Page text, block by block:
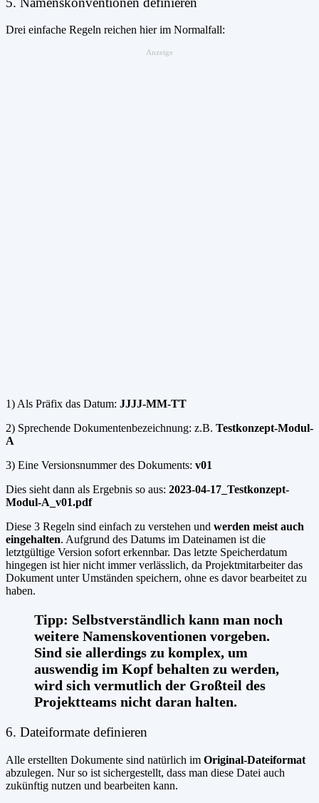
Drei einfache Regeln reichen hier im Normalfall:
Anzeige
1) Als Präfix das Datum: JJJJ-MM-TT
2) Sprechende Dokumentenbezeichnung: z.B. Testkonzept-Modul-
A
3) Eine Versionsnummer des Dokuments: v01
Dies sieht dann als Ergebnis so aus: 2023-04-17_Testkonzept-
Modul-A_v01.pdf
Diese 3 Regeln sind einfach zu verstehen und werden meist auch
eingehalten. Aufgrund des Datums im Dateinamen ist die
letztgültige Version sofort erkennbar. Das letzte Speicherdatum
hingegen ist hier nicht immer verlässlich, da Projektmitarbeiter das
Dokument unter Umständen speichern, ohne es davor bearbeitet zu
haben.
Tipp: Selbstverständlich kann man noch
weitere Namenskoventionen vorgeben.
Sind sie allerdings zu komplex, um
auswendig im Kopf behalten zu werden,
wird sich vermutlich der Großteil des
Projektteams nicht daran halten.
6. Dateiformate definieren
Alle erstellten Dokumente sind natürlich im Original-Dateiformat
abzulegen. Nur so ist sichergestellt, dass man diese Datei auch
zukünftig nutzen und bearbeiten kann.